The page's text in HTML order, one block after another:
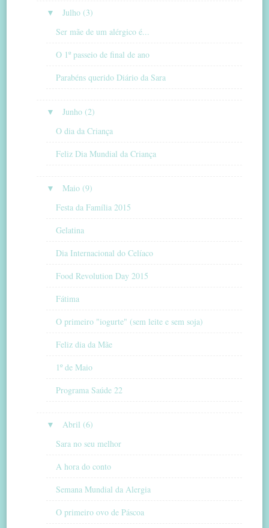
▼
Julho (3)
Ser mãe de um alérgico é...
O 1º passeio de final de ano
Parabéns querido Diário da Sara
▼
Junho (2)
O dia da Criança
Feliz Dia Mundial da Criança
▼
Maio (9)
Festa da Família 2015
Gelatina
Dia Internacional do Celíaco
Food Revolution Day 2015
Fátima
O primeiro "iogurte" (sem leite e sem soja)
Feliz dia da Mãe
1º de Maio
Programa Saúde 22
▼
Abril (6)
Sara no seu melhor
A hora do conto
Semana Mundial da Alergia
O primeiro ovo de Páscoa